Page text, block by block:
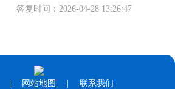
答复时间：2026-04-28 13:26:47
网站地图 联系我们